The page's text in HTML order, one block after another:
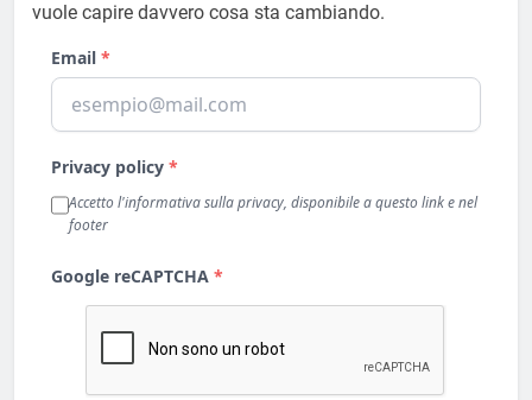
vuole capire davvero cosa sta cambiando.